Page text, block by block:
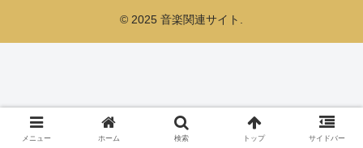
© 2025 音楽関連サイト.
メニュー ホーム 検索 トップ サイドバー